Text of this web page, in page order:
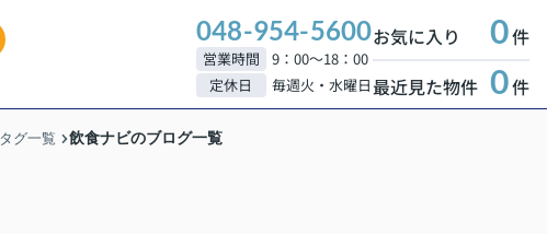
048-954-5600
営業時間
9：00～18：00
定休日
毎週火・水曜日
お気に入り 0件
最近見た物件 0件
タグ一覧 飲食ナビのブログ一覧